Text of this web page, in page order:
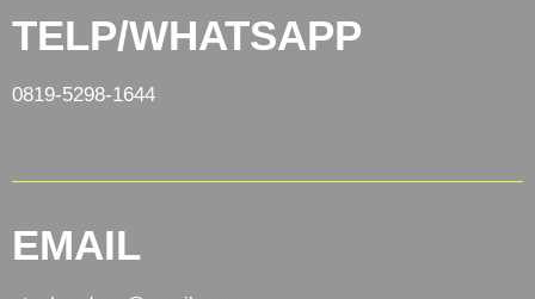
TELP/WHATSAPP
0819-5298-1644
EMAIL